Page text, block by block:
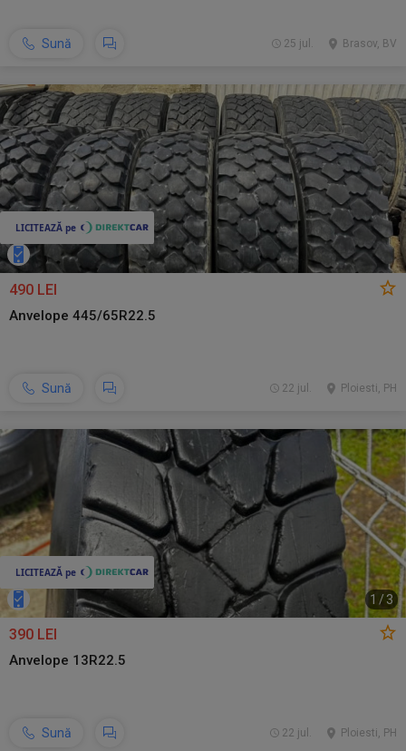
Sună Brasov, BV
25 jul.
490 LEI
Anvelope 445/65R22.5
Sună Ploiesti, PH
22 jul.
1 /3
390 LEI
Anvelope 13R22.5
Sună Ploiesti, PH
22 jul.